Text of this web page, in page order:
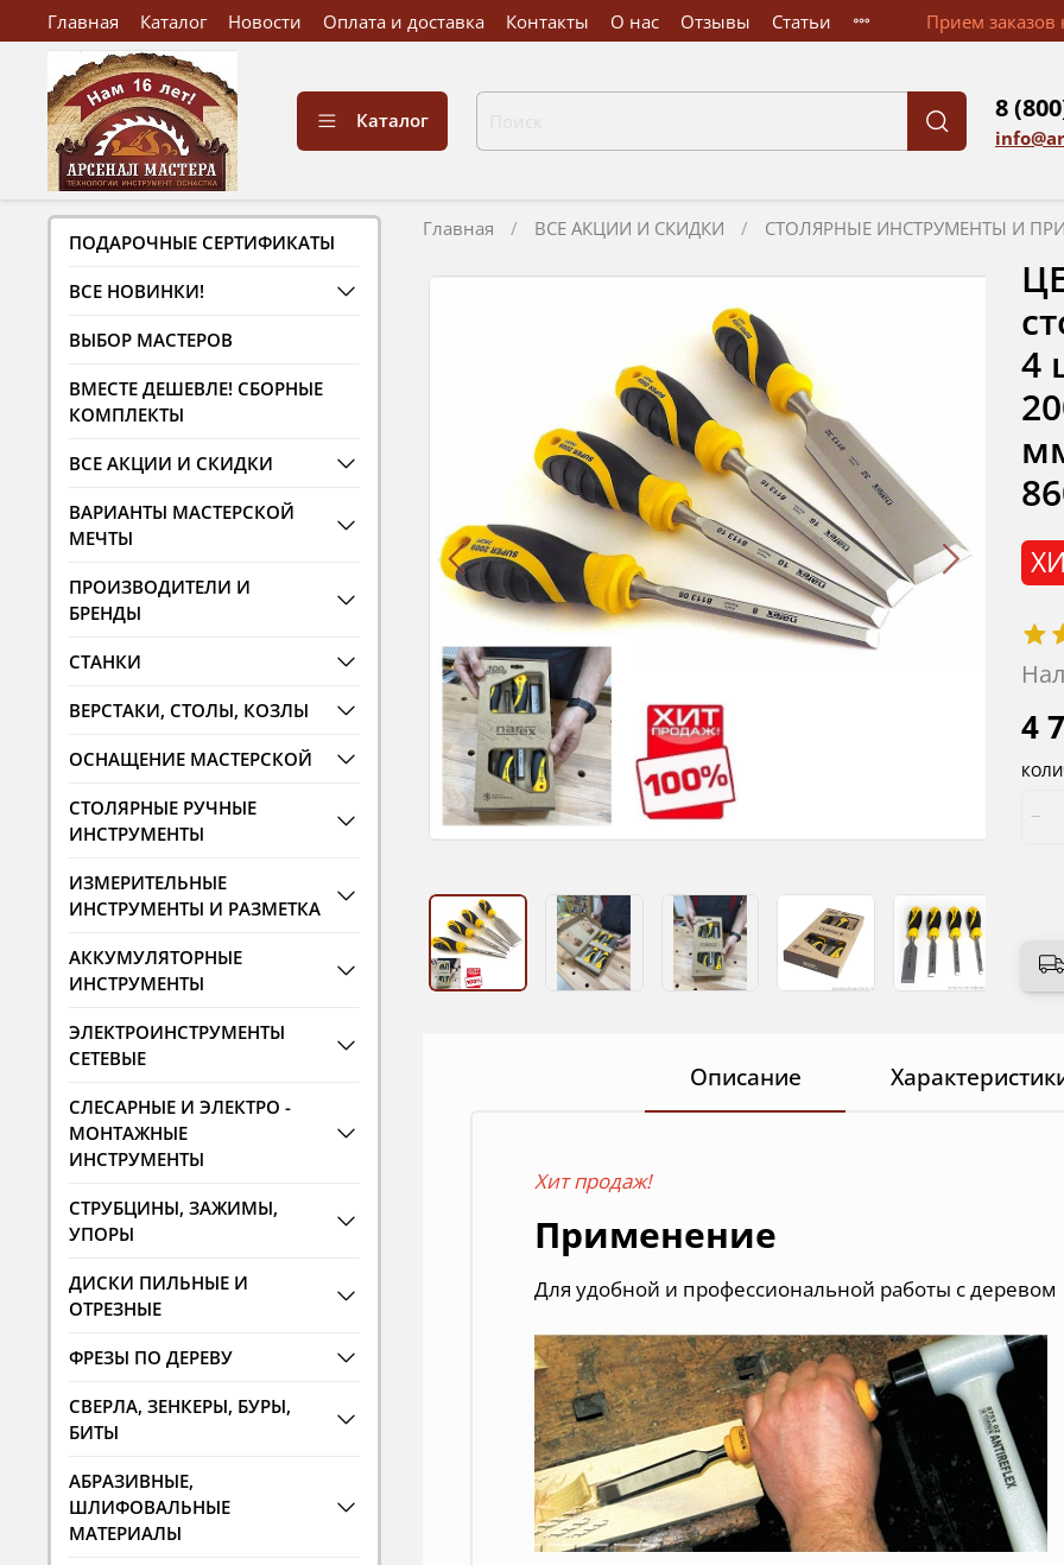
Главная Каталог Новости Оплата и доставка Контакты О нас Отзывы Статьи Прием заказов
Каталог 8
Главная ВСЕ АКЦИИ И СКИДКИ СТОЛЯРНЫЕ ИНСТРУМЕНТЫ И
4
4
Описание
Хит продаж!
Применение
Для удобной и профессиональной работы с деревом
ПОДАРОЧНЫЕ СЕРТИФИКАТЫ
ВСЕ НОВИНКИ!
ВЫБОР МАСТЕРОВ
ВМЕСТЕ ДЕШЕВЛЕ! СБОРНЫЕ
КОМПЛЕКТЫ
ВСЕ АКЦИИ И СКИДКИ
ВАРИАНТЫ МАСТЕРСКОЙ
МЕЧТЫ
ПРОИЗВОДИТЕЛИ И
БРЕНДЫ
СТАНКИ
ВЕРСТАКИ, СТОЛЫ, КОЗЛЫ
ОСНАЩЕНИЕ МАСТЕРСКОЙ
СТОЛЯРНЫЕ РУЧНЫЕ
ИНСТРУМЕНТЫ
ИЗМЕРИТЕЛЬНЫЕ
ИНСТРУМЕНТЫ И РАЗМЕТКА
АККУМУЛЯТОРНЫЕ
ИНСТРУМЕНТЫ
ЭЛЕКТРОИНСТРУМЕНТЫ
СЕТЕВЫЕ
СЛЕСАРНЫЕ И ЭЛЕКТРО -
МОНТАЖНЫЕ
ИНСТРУМЕНТЫ
СТРУБЦИНЫ, ЗАЖИМЫ,
УПОРЫ
ДИСКИ ПИЛЬНЫЕ И
ОТРЕЗНЫЕ
ФРЕЗЫ ПО ДЕРЕВУ
СВЕРЛА, ЗЕНКЕРЫ, БУРЫ,
БИТЫ
АБРАЗИВНЫЕ,
ШЛИФОВАЛЬНЫЕ
МАТЕРИАЛЫ